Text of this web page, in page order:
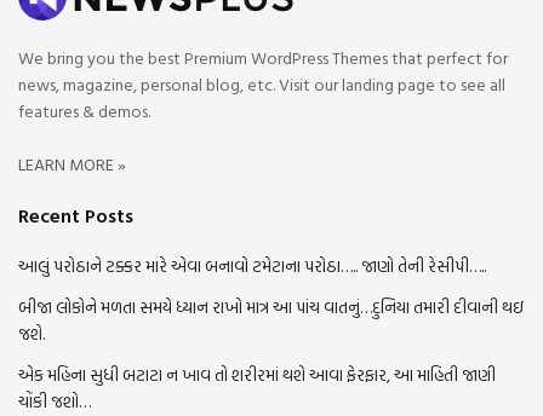
We bring you the best Premium WordPress Themes that perfect for
news, magazine, personal blog, etc. Visit our landing page to see all
features & demos.
LEARN MORE »
Recent Posts
આલું પરોઠાને ટક્કર મારે એવા બનાવો ટમેટાના પરોઠા….. જાણો તેની રેસીપી…..
બીજા લોકોને મળતા સમયે ધ્યાન રાખો માત્ર આ પાંચ વાતનું…દુનિયા તમારી દીવાની થઇ
જશે.
એક મહિના સુધી બટાટા ન ખાવ તો શરીરમાં થશે આવા ફેરફાર, આ માહિતી જાણી
ચોંકી જશો…